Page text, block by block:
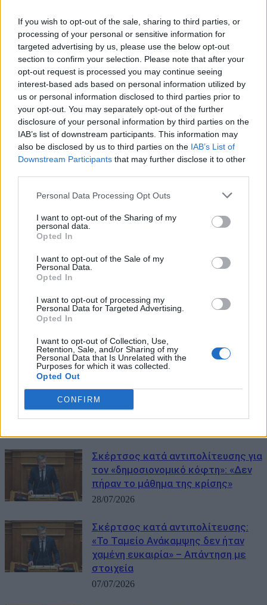
If you wish to opt-out of the sale, sharing to third parties, or
processing of your personal or sensitive information for
targeted advertising by us, please use the below opt-out
section to confirm your selection. Please note that after your
opt-out request is processed you may continue seeing
interest-based ads based on personal information utilized by
us or personal information disclosed to third parties prior to
your opt-out. You may separately opt-out of the further
disclosure of your personal information by third parties on the
IAB’s list of downstream participants. This information may
also be disclosed by us to third parties on the IAB’s List of
Downstream Participants that may further disclose it to other
Personal Data Processing Opt Outs
I want to opt-out of the Sharing of my
personal data.
Opted In
I want to opt-out of the Sale of my
Personal Data.
Opted In
I want to opt-out of processing my
Personal Data for Targeted Advertising.
Opted In
I want to opt-out of Collection, Use,
Retention, Sale, and/or Sharing of my
Personal Data that Is Unrelated with the
Purposes for which it was collected.
Opted Out
CONFIRM
ΜΠΟΡΕΙ ΝΑ ΣΑΣ ΕΝΔΙΑΦΕΡΕΙ
Σκέρτσος: «Στο 100% η
απορρόφηση του Ταμείου
και Τσίπρα
02/08/2026
των μνημείων» – 10 απαντήσεις για
την Hellenic Heritage
Σκέρτσος κατά αντιπολίτευσης για
τον «δημοσιονομικό κόφτη»: «Δεν
πήραν το μάθημα της κρίσης»
28/07/2026
Σκέρτσος κατά αντιπολίτευσης:
«Το Ταμείο Ανάκαμψης δεν ήταν
χαμένη ευκαιρία» – Απάντηση με
στοιχεία
07/07/2026